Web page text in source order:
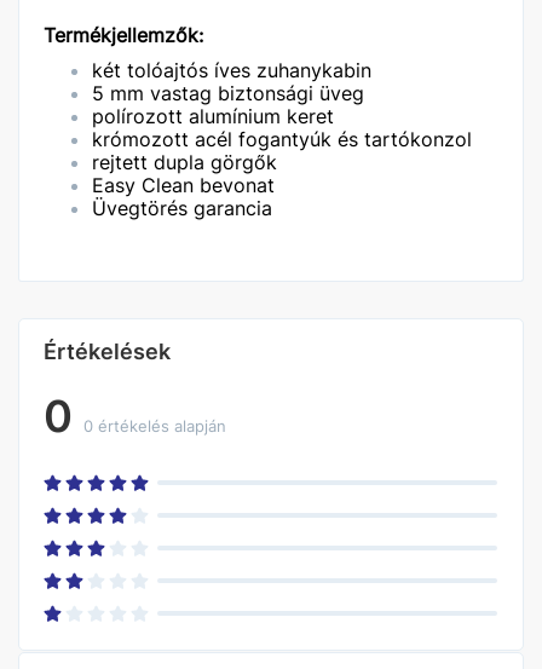
Termékjellemzők:
két tolóajtós íves zuhanykabin
5 mm vastag biztonsági üveg
polírozott alumínium keret
krómozott acél fogantyúk és tartókonzol
rejtett dupla görgők
Easy Clean bevonat
Üvegtörés garancia
Értékelések
0 0 értékelés alapján